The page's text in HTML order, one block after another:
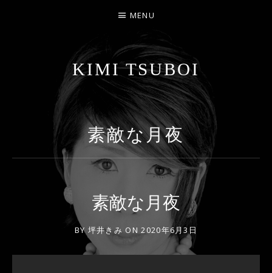
KIMI TSUBOI
名古屋のJAZZ PIANIST
MENU
素敵な月夜
素敵な月夜
BY 坪井きみ ON 2020年6月3日